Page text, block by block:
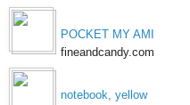
POCKET MY AMI
fineandcandy.com
notebook, yellow